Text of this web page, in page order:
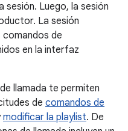
sesión. Luego, la sesión
La sesión
de
en la interfaz
llamada te permiten
de comandos de
modificar la playlist. De